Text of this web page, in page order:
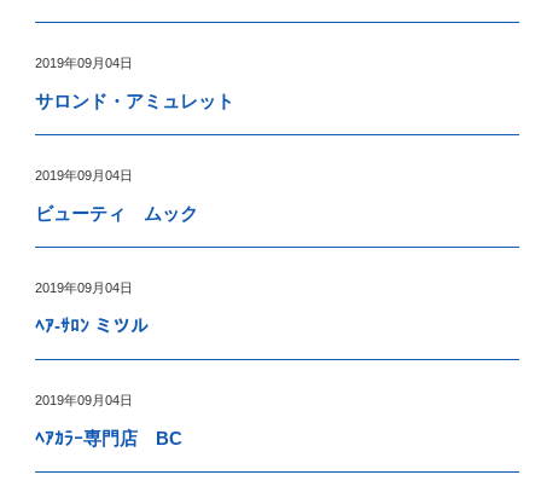
2019年09月04日
サロンド・アミュレット
2019年09月04日
ビューティ ムック
2019年09月04日
ﾍｱ-ｻﾛﾝ ミツル
2019年09月04日
ﾍｱｶﾗｰ専門店 BC